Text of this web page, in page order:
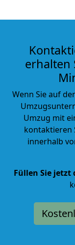
erhalten
Wenn Sie auf
Umzug mit
kontaktieren
innerhalb
Füllen Sie jetzt